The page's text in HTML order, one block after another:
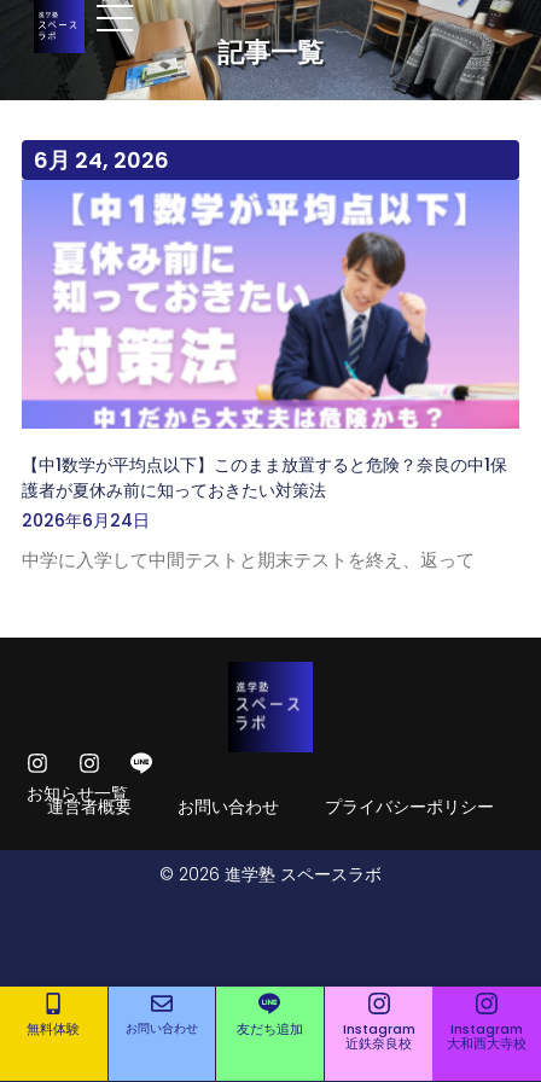
無料体験 お問い合わせ 友だち追加 Instagram
近鉄奈良校
Instagram
大和西大寺校
記事一覧
6月 24, 2026
【中1数学が平均点以下】このまま放置すると危険？奈良の中1保
護者が夏休み前に知っておきたい対策法
2026年6月24日
中学に入学して中間テストと期末テストを終え、返って
お知らせ一覧
運営者概要 お問い合わせ プライバシーポリシー
© 2026 進学塾 スペースラボ